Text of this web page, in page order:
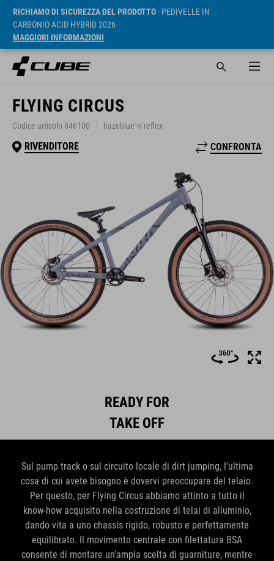
RICHIAMO DI SICUREZZA DEL PRODOTTO- PEDIVELLE IN
CARBONIO ACID HYBRID 2026
MAGGIORI INFORMAZIONI
FLYING CIRCUS
Codice articolo 846100 hazeblue´n´reflex
RIVENDITORE CONFRONTA
READY FOR
TAKE OFF
Sul pump track o sul circuito locale di dirt jumping, l’ultima
cosa di cui avete bisogno è dovervi preoccupare del telaio.
Per questo, per Flying Circus abbiamo attinto a tutto il
know-how acquisito nella costruzione di telai di alluminio,
dando vita a uno chassis rigido, robusto e perfettamente
equilibrato. Il movimento centrale con filettatura BSA
consente di montare un’ampia scelta di guarniture, mentre